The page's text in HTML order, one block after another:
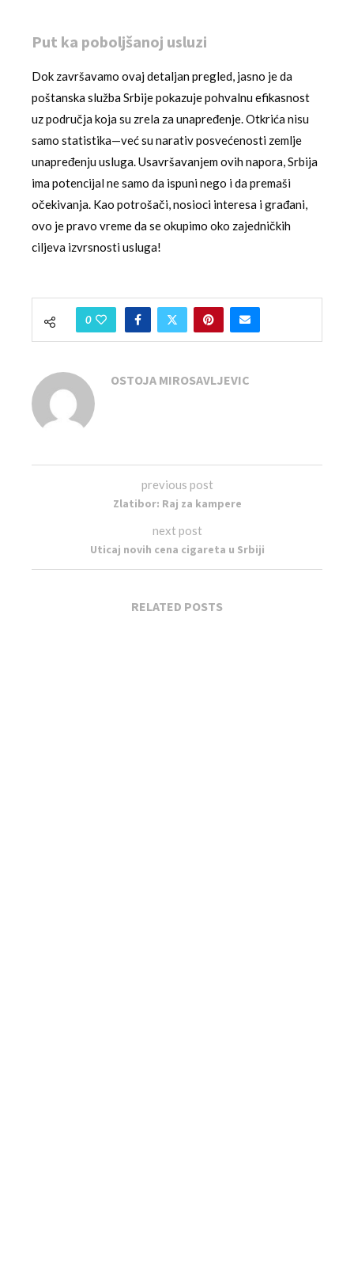
Put ka poboljšanoj usluzi
Dok završavamo ovaj detaljan pregled, jasno je da
poštanska služba Srbije pokazuje pohvalnu efikasnost
uz područja koja su zrela za unapređenje. Otkrića nisu
samo statistika—već su narativ posvećenosti zemlje
unapređenju usluga. Usavršavanjem ovih napora, Srbija
ima potencijal ne samo da ispuni nego i da premaši
očekivanja. Kao potrošači, nosioci interesa i građani,
ovo je pravo vreme da se okupimo oko zajedničkih
ciljeva izvrsnosti usluga!
0
OSTOJA MIROSAVLJEVIC
previous post
Zlatibor: Raj za kampere
next post
Uticaj novih cena cigareta u Srbiji
RELATED POSTS